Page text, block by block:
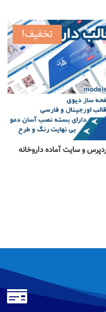
تخفیف!
و سایت آماده داروخانه
